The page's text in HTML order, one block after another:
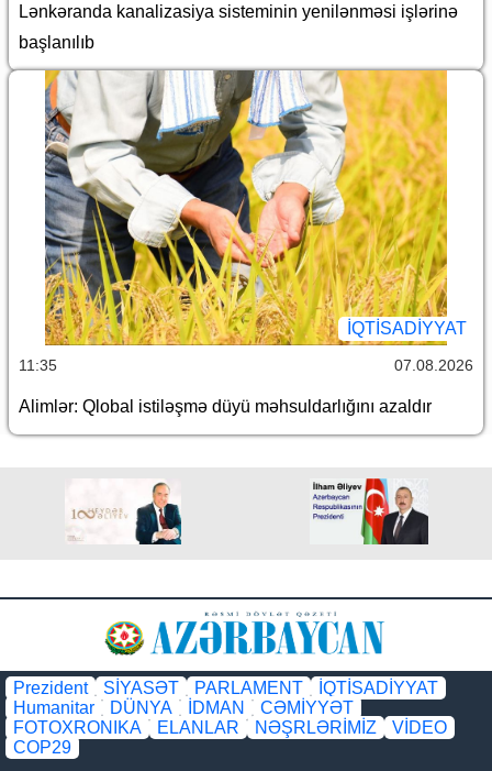
Lənkəranda kanalizasiya sisteminin yenilənməsi işlərinə
başlanılıb
İQTİSADİYYAT
11:35 07.08.2026
Alimlər: Qlobal istiləşmə düyü məhsuldarlığını azaldır
Prezident SİYASƏT PARLAMENT
İQTİSADİYYAT
Humanitar
DÜNYA İDMAN
CƏMİYYƏT
FOTOXRONIKA
ELANLAR NƏŞRLƏRİMİZ
VİDEO
COP29